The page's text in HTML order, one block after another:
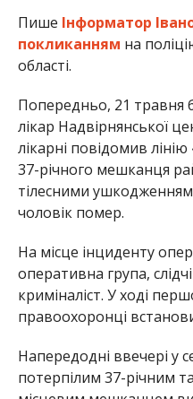
Пише Інформатор
покликанням на
області.
Попередньо, 21 травня
лікар Надвірнянської
лікарні повідомив
37-річного мешканця
тілесними
чоловік помер.
На місце інциденту
оперативна група,
криміналіст. У ході
правоохоронці
Напередодні ввечері у
потерпілим 37-річним